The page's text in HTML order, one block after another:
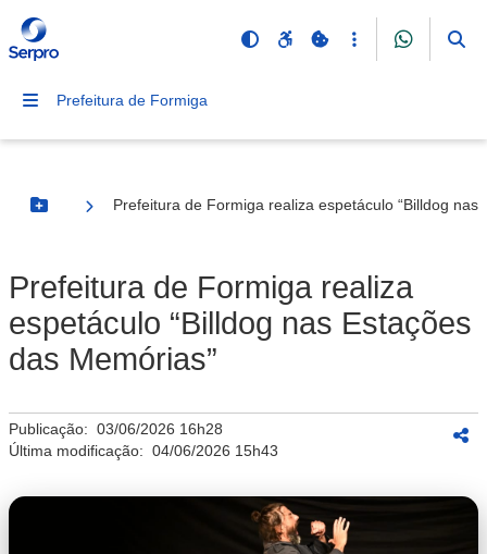
Prefeitura de Formiga
Botão Menu
Prefeitura de Formiga realiza espetáculo “Billdog nas
Prefeitura de Formiga realiza
espetáculo “Billdog nas Estações
das Memórias”
Publicação: 03/06/2026 16h28
Última modificação: 04/06/2026 15h43